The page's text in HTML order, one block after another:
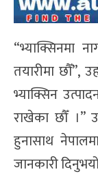
“भ्याक्सिनमा
तयारीमा छौँ”,
भ्याक्सिन
राखेका छौँ ।”
हुनासाथ
जानकारी